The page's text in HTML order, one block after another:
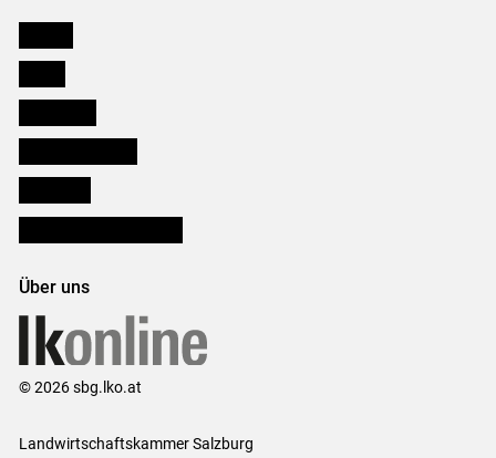
Über uns
© 2026 sbg.lko.at
Landwirtschaftskammer Salzburg